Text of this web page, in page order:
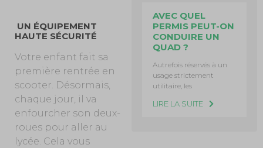
UN ÉQUIPEMENT
HAUTE SÉCURITÉ
Votre enfant fait sa
première rentrée en
scooter. Désormais,
chaque jour, il va
enfourcher son deux-
roues pour aller au
lycée. Cela vous
AVEC QUEL
PERMIS PEUT-ON
CONDUIRE UN
QUAD ?
Autrefois réservés à un
usage strictement
utilitaire, les
LIRE LA SUITE